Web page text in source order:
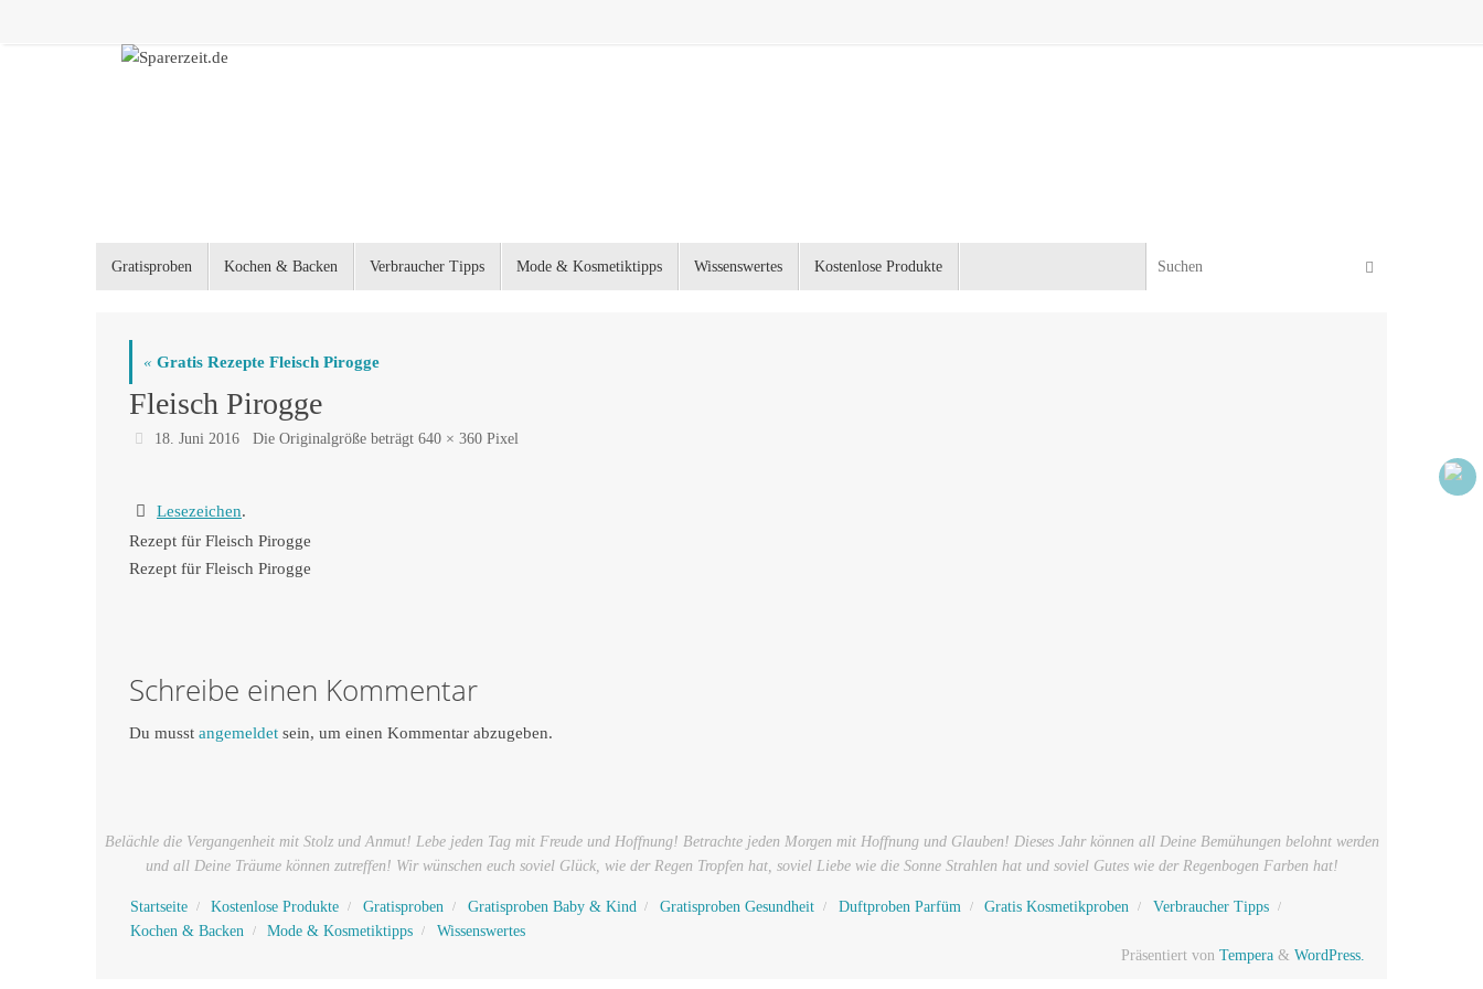
Inhalt
Gratisproben Kochen & Backen Verbraucher Tipps Mode & Kosmetiktipps Wissenswertes Kostenlose Produkte Suchen
« Gratis Rezepte Fleisch Pirogge
Fleisch Pirogge
18. Juni 2016 Die Originalgröße beträgt640 × 360 Pixel
Lesezeichen.
Rezept für Fleisch Pirogge
Rezept für Fleisch Pirogge
Schreibe einen Kommentar
Du musst angemeldet sein, um einen Kommentar abzugeben.
Belächle die Vergangenheit mit Stolz und Anmut! Lebe jeden Tag mit Freude und Hoffnung! Betrachte jeden Morgen mit Hoffnung und Glauben! Dieses Jahr können all Deine Bemühungen belohnt werden
und all Deine Träume können zutreffen! Wir wünschen euch soviel Glück, wie der Regen Tropfen hat, soviel Liebe wie die Sonne Strahlen hat und soviel Gutes wie der Regenbogen Farben hat!
Startseite Kostenlose Produkte Gratisproben Gratisproben Baby & Kind Gratisproben Gesundheit Duftproben Parfüm Gratis Kosmetikproben
Verbraucher Tipps
Kochen & Backen
Mode & Kosmetiktipps
Wissenswertes
Präsentiert von Tempera & WordPress.